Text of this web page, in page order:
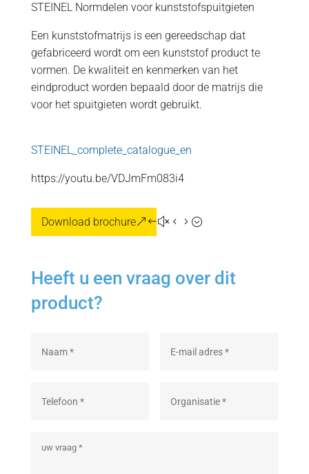
STEINEL Normdelen voor kunststofspuitgieten
Een kunststofmatrijs is een gereedschap dat
gefabriceerd wordt om een kunststof product te
vormen. De kwaliteit en kenmerken van het
eindproduct worden bepaald door de matrijs die
voor het spuitgieten wordt gebruikt.
STEINEL_complete_catalogue_en
https://youtu.be/VDJmFm083i4
Download brochure
Heeft u een vraag over dit
product?